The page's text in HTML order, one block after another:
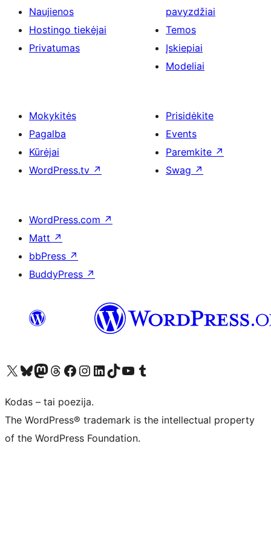
Naujienos
Hostingo tiekėjai
Privatumas
pavyzdžiai
Temos
Įskiepiai
Modeliai
Mokykitės
Pagalba
Kūrėjai
WordPress.tv ↗
Prisidėkite
Events
Paremkite ↗
Swag ↗
WordPress.com ↗
Matt ↗
bbPress ↗
BuddyPress ↗
Visit our X (formerly Twitter) account
Apsilankykite mūsų Bluesky paskyroje
Visit our Mastodon account
Apsilankykite mūsų Threads paskyroje
Visit our Facebook page
Visit our Instagram account
Visit our LinkedIn account
Apsilankykite mūsų TikTok paskyroje
Visit our YouTube channel
Apsilankykite mūsų Tumblr paskyroje
Kodas – tai poezija.
The WordPress® trademark is the intellectual property
of the WordPress Foundation.